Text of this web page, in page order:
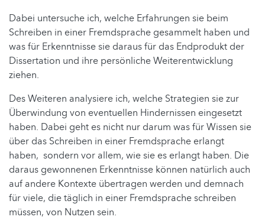
Dabei untersuche ich, welche Erfahrungen sie beim
Schreiben in einer Fremdsprache gesammelt haben und
was für Erkenntnisse sie daraus für das Endprodukt der
Dissertation und ihre persönliche Weiterentwicklung
ziehen.
Des Weiteren analysiere ich, welche Strategien sie zur
Überwindung von eventuellen Hindernissen eingesetzt
haben. Dabei geht es nicht nur darum was für Wissen sie
über das Schreiben in einer Fremdsprache erlangt
haben, sondern vor allem, wie sie es erlangt haben. Die
daraus gewonnenen Erkenntnisse können natürlich auch
auf andere Kontexte übertragen werden und demnach
für viele, die täglich in einer Fremdsprache schreiben
müssen, von Nutzen sein.